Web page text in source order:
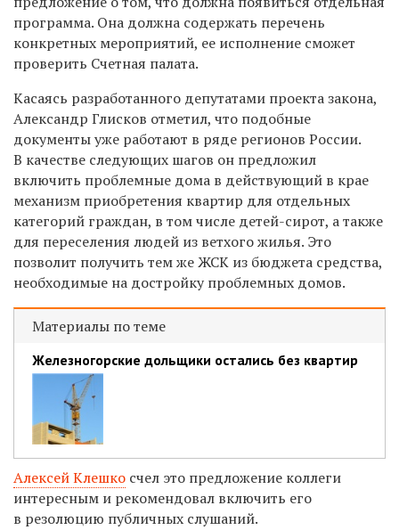
программа. Она должна содержать перечень
конкретных мероприятий, ее исполнение сможет
проверить Счетная палата.
Касаясь разработанного депутатами проекта закона,
Александр Глисков отметил, что подобные
документы уже работают в ряде регионов России.
В качестве следующих шагов он предложил
включить проблемные дома в действующий в крае
механизм приобретения квартир для отдельных
категорий граждан, в том числе детей-сирот, а также
для переселения людей из ветхого жилья. Это
позволит получить тем же ЖСК из бюджета средства,
необходимые на достройку проблемных домов.
Материалы по теме
Железногорские дольщики остались без квартир
Алексей Клешко счел это предложение коллеги
интересным и рекомендовал включить его
в резолюцию публичных слушаний.